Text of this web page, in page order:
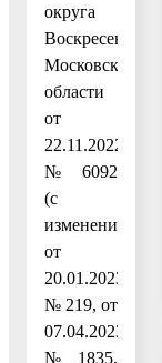
округа
Воскресенск
Московской
области
от
22.11.2022
№ 6092
(с
изменением
от
20.01.2023
№ 219, от
07.04.2023
№ 1835,